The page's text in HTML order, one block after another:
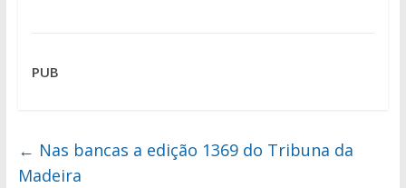
PUB
← Nas bancas a edição 1369 do Tribuna da
Madeira